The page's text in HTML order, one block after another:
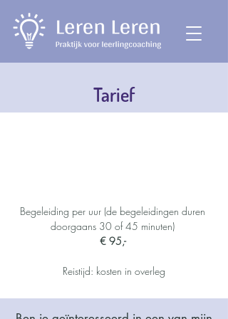
Tarief
Begeleiding per uur (de begeleidingen duren
doorgaans 30 of 45 minuten)
€ 95,-
Reistijd: kosten in overleg